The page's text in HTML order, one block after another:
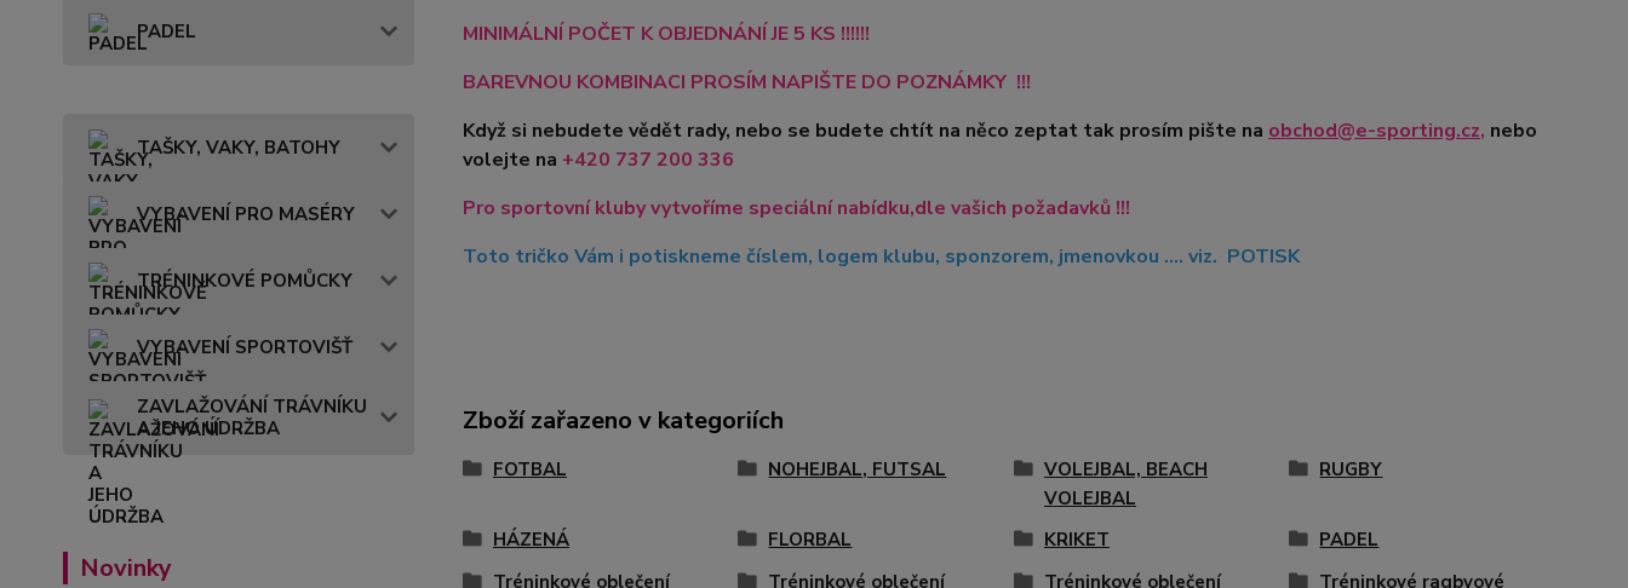
PADEL
TAŠKY, VAKY, BATOHY
VYBAVENÍ PRO MASÉRY
TRÉNINKOVÉ POMŮCKY
VYBAVENÍ SPORTOVIŠŤ
ZAVLAŽOVÁNÍ TRÁVNÍKU
A JEHO ÚDRŽBA
Novinky
MINIMÁLNÍ POČET K OBJEDNÁNÍ JE 5 KS !!!!!!
BAREVNOU KOMBINACI PROSÍM NAPIŠTE DO POZNÁMKY !!!
Když si nebudete vědět rady, nebo se budete chtít na něco zeptat tak prosím pište na obchod@e-sporting.cz, nebo
volejte na +420 737 200 336
Pro sportovní kluby vytvoříme speciální nabídku,dle vašich požadavků !!!
Toto tričko Vám i potiskneme číslem, logem klubu, sponzorem, jmenovkou .... viz. POTISK
Zboží zařazeno v kategoriích
FOTBAL NOHEJBAL, FUTSAL
VOLEJBAL, BEACH
VOLEJBAL
RUGBY
HÁZENÁ FLORBAL KRIKET
PADEL
Tréninkové oblečení
Tréninkové oblečení Tréninkové oblečení
Tréninkové ragbyové